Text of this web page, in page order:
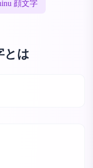
顔文字
とは